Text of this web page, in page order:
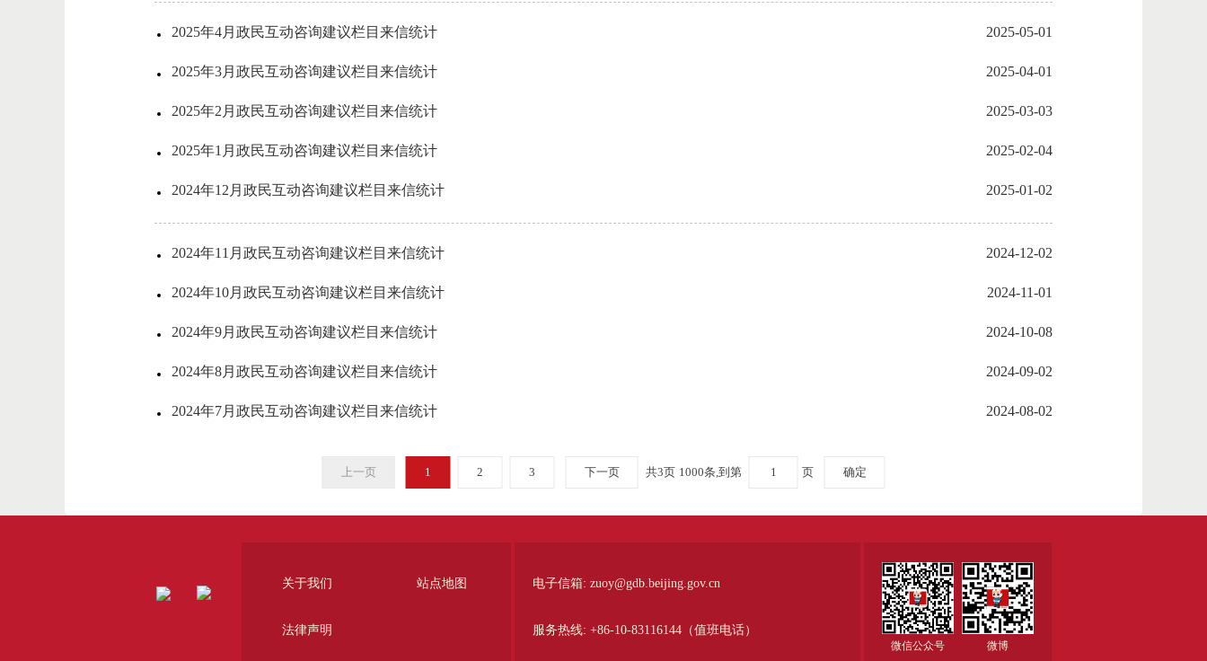
2025年4月政民互动咨询建议栏目来信统计 2025-05-01
2025年3月政民互动咨询建议栏目来信统计 2025-04-01
2025年2月政民互动咨询建议栏目来信统计 2025-03-03
2025年1月政民互动咨询建议栏目来信统计 2025-02-04
2024年12月政民互动咨询建议栏目来信统计 2025-01-02
2024年11月政民互动咨询建议栏目来信统计 2024-12-02
2024年10月政民互动咨询建议栏目来信统计 2024-11-01
2024年9月政民互动咨询建议栏目来信统计 2024-10-08
2024年8月政民互动咨询建议栏目来信统计 2024-09-02
2024年7月政民互动咨询建议栏目来信统计 2024-08-02
上一页 1 2 3 下一页 共3页 1000条,到第 页 确定
关于我们 站点地图
法律声明
电子信箱: zuoy@gdb.beijing.gov.cn
服务热线: +86-10-83116144（值班电话）
微信公众号 微博